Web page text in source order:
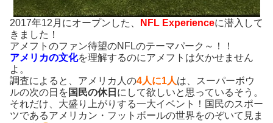
2017年12月にオープンした、 NFL Experienceに潜入して
きました！
アメフトのファン待望のNFLのテーマパーク～！！
アメリカの文化を理解するのにアメフトは欠かせません
よ。
調査によると、アメリカ人の4人に1人は、スーパーボウ
ルの次の日を 国民の休日 にして欲しいと思っているそう。
それだけ、大盛り上がりする一大イベント！国民のスポー
ツであるアメリカン・フットボールの世界をのぞいて見ま